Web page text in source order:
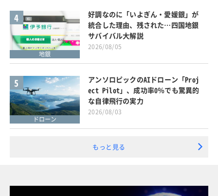
4
地銀
好調なのに「いよぎん・愛媛銀」が
統合した理由、残された…四国地銀
サバイバル大解説
2026/08/05
5
ドローン
アンソロピックのAIドローン「Proj
ect Pilot」、成功率0％でも驚異的
な自律飛行の実力
2026/08/03
もっと見る